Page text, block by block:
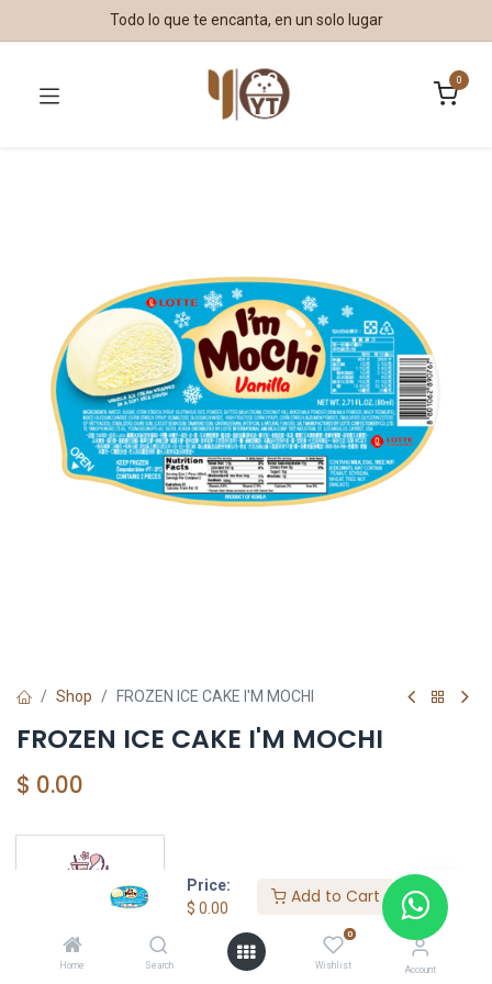
Price:
$ 0.00
Add to Cart
Home Search
0
Wishlist Account
Todo lo que te encanta, en un solo lugar
0
Shop FROZEN ICE CAKE I'M MOCHI
FROZEN ICE CAKE I'M MOCHI
$ 0.00
YOUTASTY